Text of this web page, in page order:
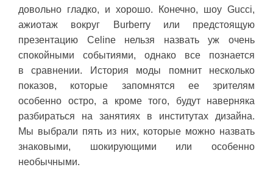
довольно гладко, и хорошо. Конечно, шоу Gucci,
ажиотаж вокруг Burberry или предстоящую
презентацию Celine нельзя назвать уж очень
спокойными событиями, однако все познается
в сравнении. История моды помнит несколько
показов, которые запомнятся ее зрителям
особенно остро, а кроме того, будут наверняка
разбираться на занятиях в институтах дизайна.
Мы выбрали пять из них, которые можно назвать
знаковыми, шокирующими или особенно
необычными.